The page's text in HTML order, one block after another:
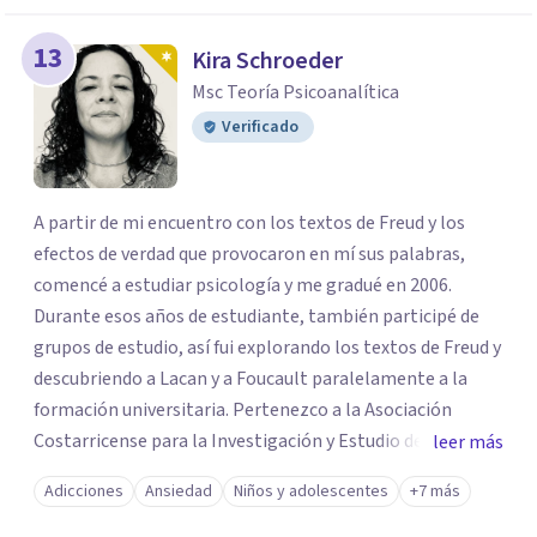
2012 trabajé como docente en la UACA y hasta el 2014
como docente interino en los cursos de psicoanálisis de
la Universidad Latina de Costa Rica. Siempre el
psicoanálisis ha sido brújula para la investigación y la
atención en la clínica. ​ En 2016 soy invitado a sumarme a
la Asociación Costarricense para la Investigación y
Estudio del Psicoanálisis (ACIEP). Con mucho orgullo
acepté dicha invitación a una asociación con la cual me
vinculaba como asistente a actividades desde 2001
cuando despertó mi interés por el psicoanálisis.
Asimismo, fui convocado en 2017 para desempeñarme
como editor en la revista Inscribir el Psicoanálisis, de
ACIEP. Proyecto que me resultaba tremendamente
interesante siempre en la línea de un deseo por la
investigación y la transmisión. Esta misma inquietud me
ha llevado a vínculos con colegas y amistades en el
13 Kira Schroeder
Msc Teoría Psicoanalítica
Verificado
A partir de mi encuentro con los textos de Freud y los
efectos de verdad que provocaron en mí sus palabras,
comencé a estudiar psicología y me gradué en 2006.
Durante esos años de estudiante, también participé de
grupos de estudio, así fui explorando los textos de Freud y
descubriendo a Lacan y a Foucault paralelamente a la
formación universitaria. Pertenezco a la Asociación
Costarricense para la Investigación y Estudio del
Psicoanálisis. En el 2020 me titulé de la Maestría
Académica en Teoría Psicoanlítica de la Universidad de
leer más
Adicciones Ansiedad Niños y adolescentes +7 más